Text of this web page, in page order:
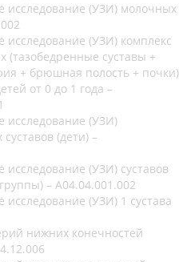
исследование (УЗИ) молочных
исследование (УЗИ) комплекс
(тазобедренные суставы +
+ брюшная полость + почки)
от 0 до 1 года –
исследование (УЗИ)
(дети) –
исследование (УЗИ) суставов
– A04.04.001.002
исследование (УЗИ) 1 сустава
нижних конечностей